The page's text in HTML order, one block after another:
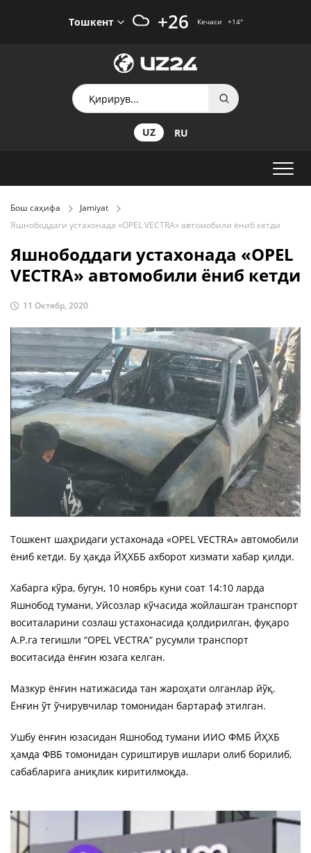
Тошкент +26 Кечаси +14°
UZ RU
Бош саҳифа
Jamiyat
Яшнободдаги устахонада «OPEL VEСTRA» автомобили ёниб кетди
Яшнободдаги устахонада «OPEL
VEСTRA» автомобили ёниб кетди
11 Октябр, 2020
Тошкент шаҳридаги устахонада «OPEL VEСTRA» автомобили
ёниб кетди. Бу ҳақда ЙҲХББ ахборот хизмати хабар қилди.
Хабарга кўра, бугун, 10 ноябрь куни соат 14:10 ларда
Яшнобод тумани, Уйсозлар кўчасида жойлашган транспорт
воситаларини созлаш устахонасида қолдирилган, фуқаро
А.Р.га тегишли “OPEL VEСTRA” русумли транспорт
воситасида ёнғин юзага келган.
Мазкур ёнғин натижасида тан жароҳати олганлар йўқ.
Ёнғин ўт ўчирувчилар томонидан бартараф этилган.
Ушбу ёнғин юзасидан Яшнобод тумани ИИО ФМБ ЙҲХБ
ҳамда ФВБ томонидан суриштирув ишлари олиб борилиб,
сабабларига аниқлик киритилмоқда.